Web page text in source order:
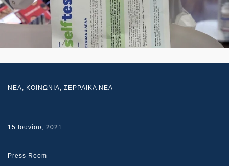
NEA, ΚΟΙΝΩΝΙΑ, ΣΕΡΡΑΙΚΑ ΝΕΑ
15 Ιουνίου, 2021
Press Room